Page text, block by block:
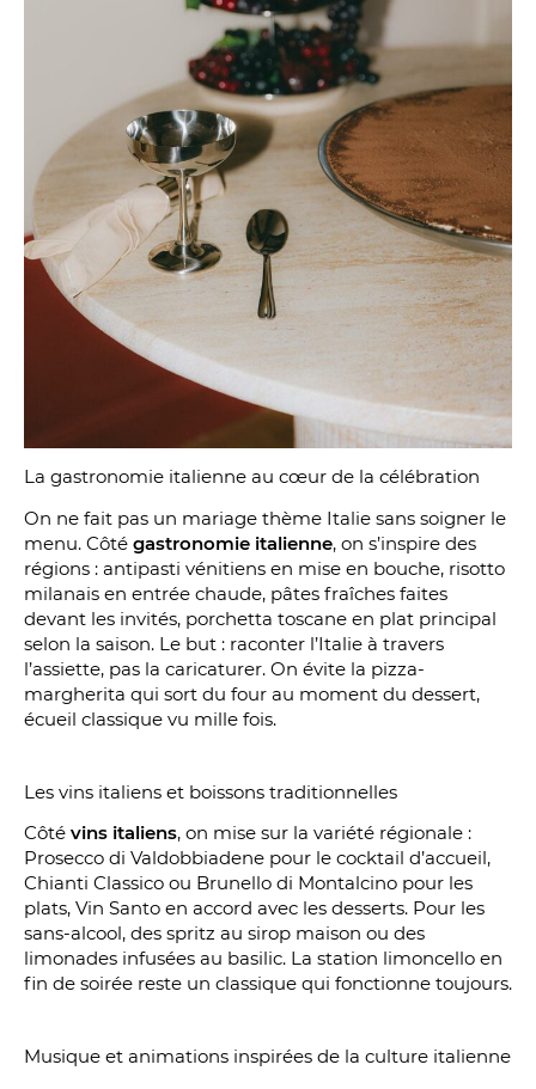
La gastronomie italienne au cœur de la célébration
On ne fait pas un mariage thème Italie sans soigner le
menu. Côté gastronomie italienne, on s’inspire des
régions : antipasti vénitiens en mise en bouche, risotto
milanais en entrée chaude, pâtes fraîches faites
devant les invités, porchetta toscane en plat principal
selon la saison. Le but : raconter l’Italie à travers
l’assiette, pas la caricaturer. On évite la pizza-
margherita qui sort du four au moment du dessert,
écueil classique vu mille fois.
Les vins italiens et boissons traditionnelles
Côté vins italiens, on mise sur la variété régionale :
Prosecco di Valdobbiadene pour le cocktail d’accueil,
Chianti Classico ou Brunello di Montalcino pour les
plats, Vin Santo en accord avec les desserts. Pour les
sans-alcool, des spritz au sirop maison ou des
limonades infusées au basilic. La station limoncello en
fin de soirée reste un classique qui fonctionne toujours.
Musique et animations inspirées de la culture italienne